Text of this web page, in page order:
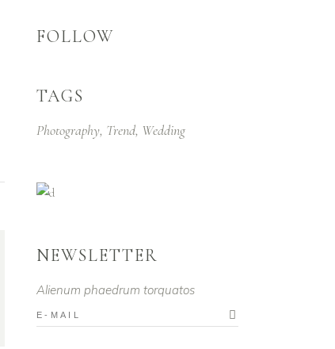
FOLLOW
TAGS
Photography Trend Wedding
NEWSLETTER
Alienum phaedrum torquatos